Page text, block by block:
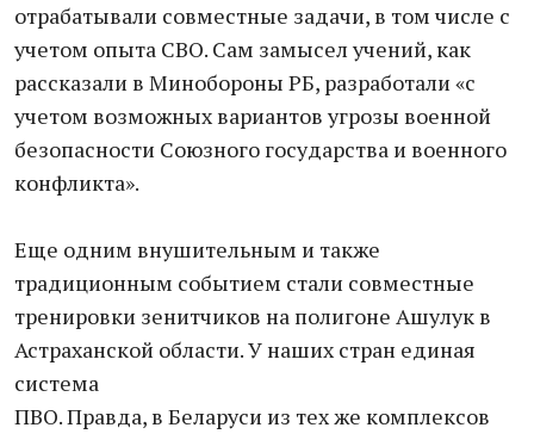
отрабатывали совместные задачи, в том числе с
учетом опыта СВО. Сам замысел учений, как
рассказали в Минобороны РБ, разработали «с
учетом возможных вариантов угрозы военной
безопасности Союзного государства и военного
конфликта».
Еще одним внушительным и также
традиционным событием стали совместные
тренировки зенитчиков на полигоне Ашулук в
Астраханской области. У наших стран единая
система
ПВО. Правда, в Беларуси из тех же комплексов